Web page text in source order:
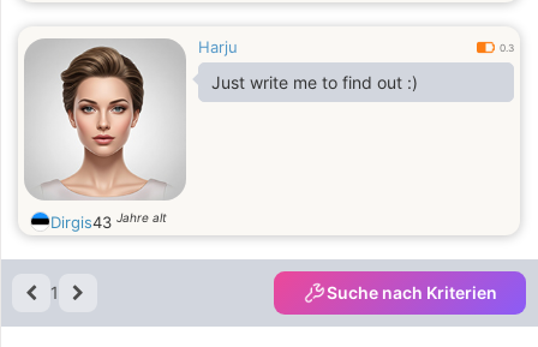
Harju 0.3
Just write me to find out :)
Dirgis43 Jahre alt
1 Suche nach Kriterien